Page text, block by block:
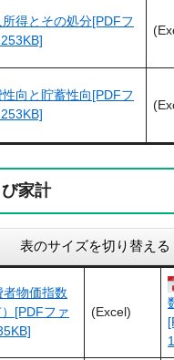
得とその処分[PDFフ
向と貯蓄性向[PDFフ
家計
表のサイズを切り替える
者物価指数
）[PDFファ
(Excel)